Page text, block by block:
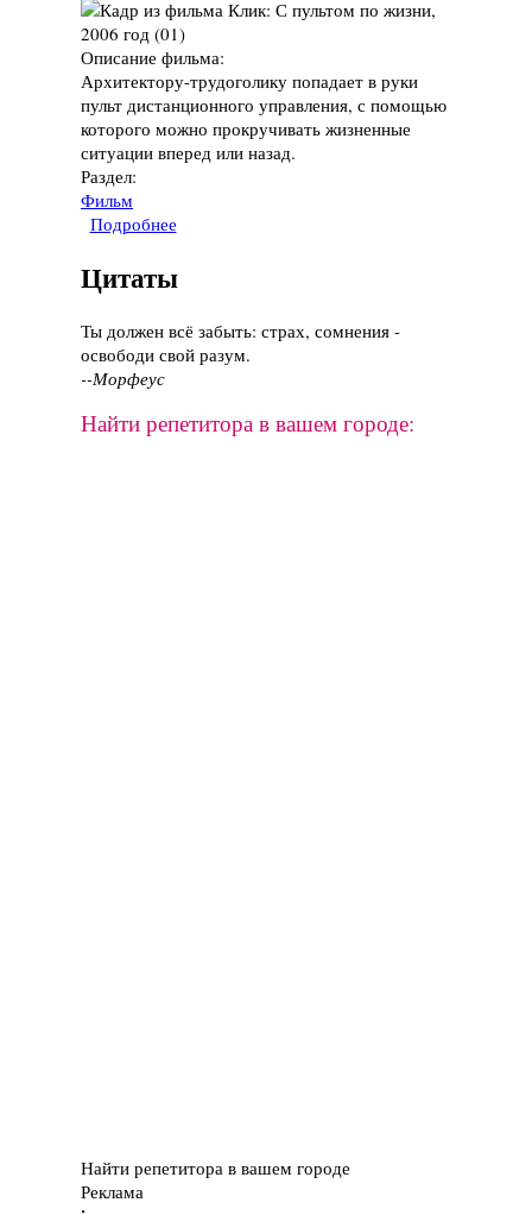
Описание фильма:
Архитектору-трудоголику попадает в руки
пульт дистанционного управления, с помощью
которого можно прокручивать жизненные
ситуации вперед или назад.
Раздел:
Фильм
Подробнее
Цитаты
Ты должен всё забыть: страх, сомнения -
освободи свой разум.
--Морфеус
Найти репетитора в вашем городе:
Найти репетитора в вашем городе
Реклама